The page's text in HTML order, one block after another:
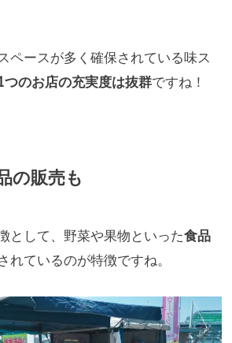
ペースが多く確保されている味ス
つのお店の充実度は抜群ですね！
の販売も
として、 野菜や果物といった食品
れているのが特徴ですね。